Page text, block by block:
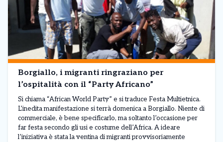
Borgiallo, i migranti ringraziano per
l’ospitalità con il “Party Africano”
Si chiama “African World Party” e si traduce Festa Multietnica.
L’inedita manifestazione si terrà domenica a Borgiallo. Niente di
commerciale, è bene specificarlo, ma soltanto l’occasione per
far festa secondo gli usi e costume dell’Africa. A ideare
l’iniziativa è stata la ventina di migranti provvisoriamente